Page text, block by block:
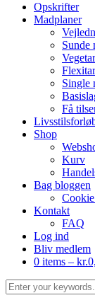
Opskrifter
Madplaner
Sunde
Single
Få
Shop
Kurv
Bag bloggen
Kontakt
FAQ
Log ind
Bliv medlem
0 items – kr.